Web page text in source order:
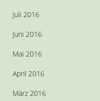
Juli 2016
Juni 2016
Mai 2016
April 2016
März 2016